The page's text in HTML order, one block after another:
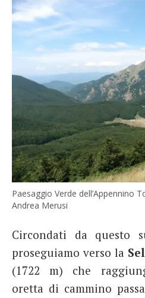
Paesaggio Verde dell’Appennino
Andrea Merusi
Circondati da questo
proseguiamo verso la
(1722 m) che
oretta di cammino